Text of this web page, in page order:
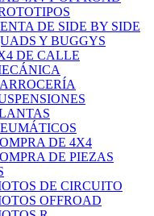
DE SIDE BY SIDE
Y BUGGYS
DE CALLE
DE 4X4
DE PIEZAS
DE CIRCUITO
OFFROAD